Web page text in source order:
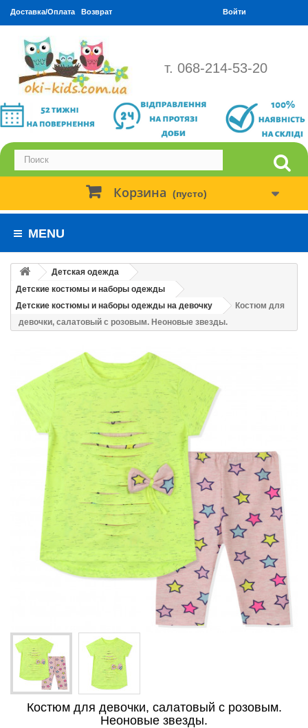
Доставка/Оплата Возврат Войти
т. 068-214-53-20
Корзина (пусто)
MENU
Детская одежда
Детские костюмы и наборы одежды
Детские костюмы и наборы одежды на девочку
Костюм для
девочки, салатовый с розовым. Неоновые звезды.
Костюм для девочки, салатовый с розовым.
Неоновые звезды.